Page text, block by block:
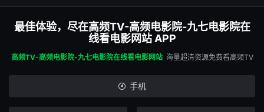
最佳体验，尽在高频TV-高频电影院-九七电影院在
线看电影网站 APP
高频TV-高频电影院-九七电影院在线看电影网站 海量超清资源免费看高频TV
手机